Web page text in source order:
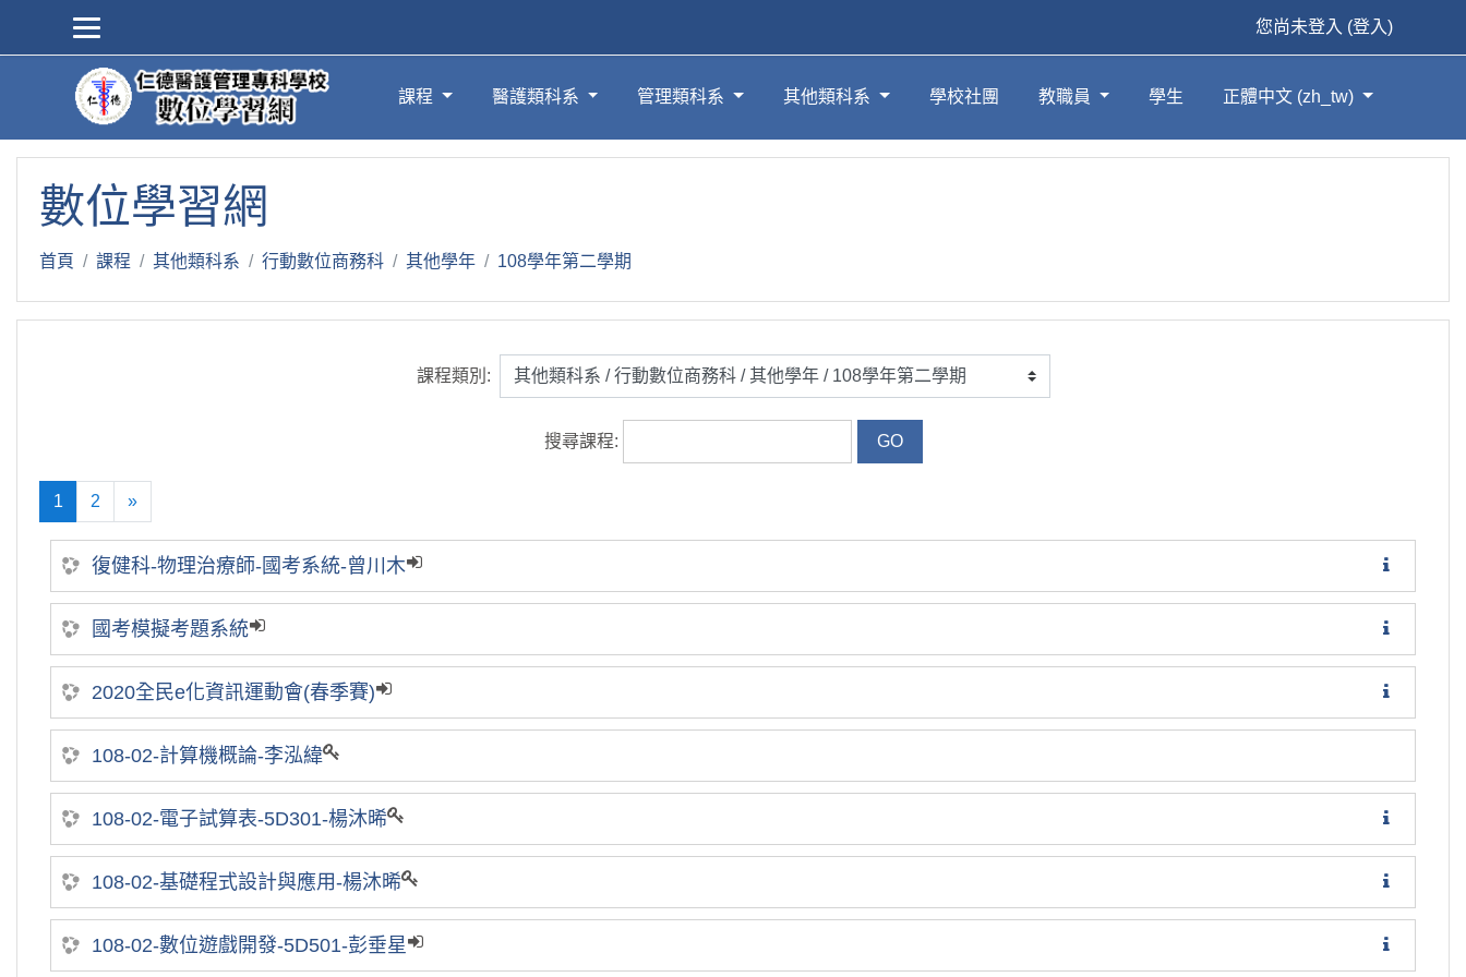
跳到主要內容
您尚未登入 (登入)
課程 醫護類科系 管理類科系 其他類科系 學校社團 教職員 學生 正體中文 ‎(zh_tw)‎
數位學習網
首頁 課程 其他類科系 行動數位商務科 其他學年 108學年第二學期
課程類別:
搜尋課程:
1
(current)
2
»
往後
復健科-物理治療師-國考系統-曾川木
國考模擬考題系統
2020全民e化資訊運動會(春季賽)
108-02-計算機概論-李泓緯
108-02-電子試算表-5D301-楊沐晞
108-02-基礎程式設計與應用-楊沐晞
108-02-數位遊戲開發-5D501-彭垂星